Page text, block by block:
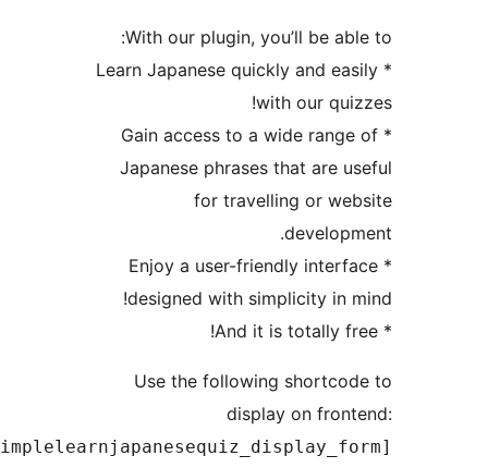
With our plugin, you’ll be
* Learn Japanese quickly and
with our
* Gain access to a wide
Japanese phrases that are
for travelling or
* Enjoy a user-friendly
designed with simplicity in
Use the following
display on